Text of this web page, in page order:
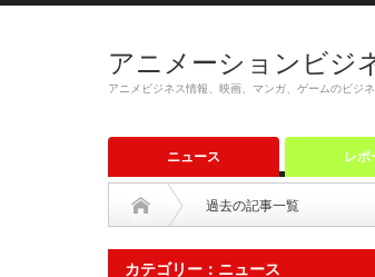
アニメーションビジ
アニメビジネス情報、映画、マンガ、ゲームのビジ
ニュース レポ
過去の記事一覧
カテゴリー：ニュース